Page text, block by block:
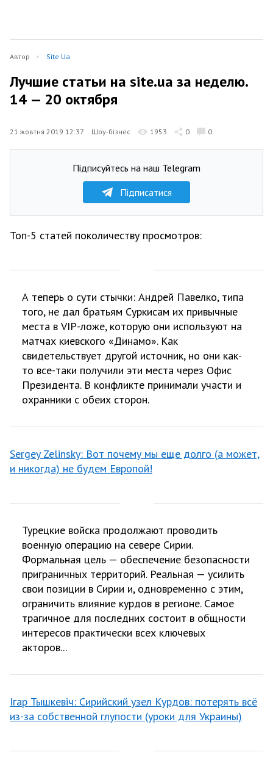
Автор Site Ua
Лучшие статьи на site.ua за неделю.
14 — 20 октября
21 жовтня 2019 12:37 Шоу-бізнес 1953 0 0
Підписуйтесь на наш Telegram
Підписатися
Топ-5 статей поколичеству просмотров:
А теперь о сути стычки: Андрей Павелко, типа
того, не дал братьям Суркисам их привычные
места в VIP-ложе, которую они используют на
матчах киевского «Динамо». Как
свидетельствует другой источник, но они как-
то все-таки получили эти места через Офис
Президента. В конфликте принимали участи и
охранники с обеих сторон.
Sergey Zelinsky: Вот почему мы еще долго (а может,
и никогда) не будем Европой!
Турецкие войска продолжают проводить
военную операцию на севере Сирии.
Формальная цель — обеспечение безопасности
приграничных территорий. Реальная — усилить
свои позиции в Сирии и, одновременно с этим,
ограничить влияние курдов в регионе. Самое
трагичное для последних состоит в общности
интересов практически всех ключевых
акторов...
Ігар Тышкевіч: Сирийский узел Курдов: потерять всё
из-за собственной глупости (уроки для Украины)